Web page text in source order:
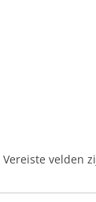
Vereiste velden